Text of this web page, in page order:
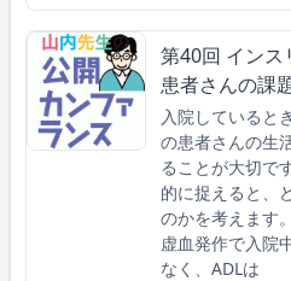
第40回 インス
患者さんの課
入院していると
の患者さんの生
ることが大切で
的に捉えると、
のかを考えます
虚血発作で入院
なく、ADLは